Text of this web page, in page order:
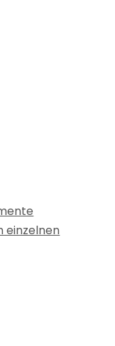
einzelnen